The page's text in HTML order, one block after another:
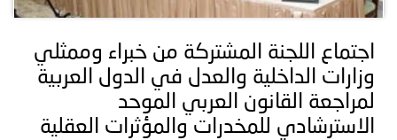
اجتماع اللجنة المشتركة من خبراء وممثلي
وزارات الداخلية والعدل في الدول العربية
لمراجعة القانون العربي الموحد
الاسترشادي للمخدرات والمؤثرات العقلية